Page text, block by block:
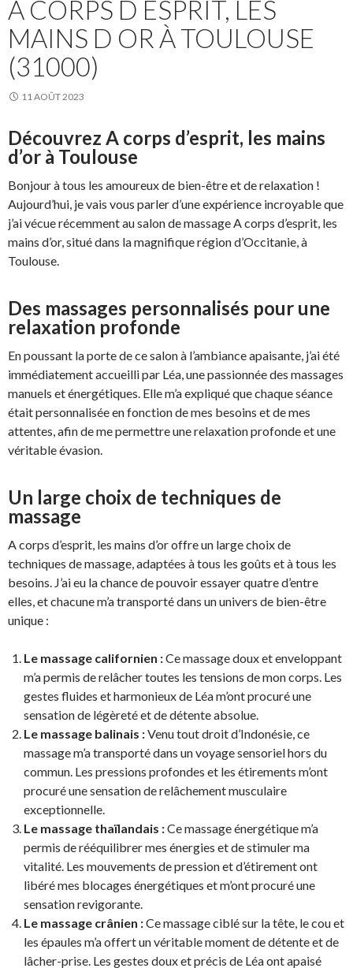
A CORPS D ESPRIT, LES
MAINS D OR À TOULOUSE
(31000)
11 AOÛT 2023
Découvrez A corps d’esprit, les mains
d’or à Toulouse
Bonjour à tous les amoureux de bien-être et de relaxation !
Aujourd’hui, je vais vous parler d’une expérience incroyable que
j’ai vécue récemment au salon de massage A corps d’esprit, les
mains d’or, situé dans la magnifique région d’Occitanie, à
Toulouse.
Des massages personnalisés pour une
relaxation profonde
En poussant la porte de ce salon à l’ambiance apaisante, j’ai été
immédiatement accueilli par Léa, une passionnée des massages
manuels et énergétiques. Elle m’a expliqué que chaque séance
était personnalisée en fonction de mes besoins et de mes
attentes, afin de me permettre une relaxation profonde et une
véritable évasion.
Un large choix de techniques de
massage
A corps d’esprit, les mains d’or offre un large choix de
techniques de massage, adaptées à tous les goûts et à tous les
besoins. J’ai eu la chance de pouvoir essayer quatre d’entre
elles, et chacune m’a transporté dans un univers de bien-être
unique :
Le massage californien :Ce massage doux et enveloppant
m’a permis de relâcher toutes les tensions de mon corps. Les
gestes fluides et harmonieux de Léa m’ont procuré une
sensation de légèreté et de détente absolue.
Le massage balinais :Venu tout droit d’Indonésie, ce
massage m’a transporté dans un voyage sensoriel hors du
commun. Les pressions profondes et les étirements m’ont
procuré une sensation de relâchement musculaire
exceptionnelle.
Le massage thaïlandais :Ce massage énergétique m’a
permis de rééquilibrer mes énergies et de stimuler ma
vitalité. Les mouvements de pression et d’étirement ont
libéré mes blocages énergétiques et m’ont procuré une
sensation revigorante.
Le massage crânien :Ce massage ciblé sur la tête, le cou et
les épaules m’a offert un véritable moment de détente et de
lâcher-prise. Les gestes doux et précis de Léa ont apaisé